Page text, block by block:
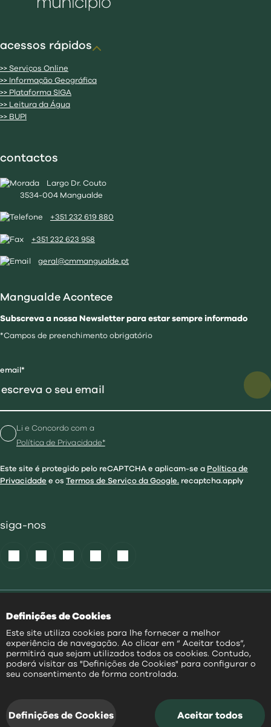
Definições de Cookies
Este site utiliza cookies para lhe fornecer a melhor
experiência de navegação. Ao clicar em “ Aceitar todos”,
permitirá que sejam utilizados todos os cookies. Contudo,
poderá visitar as "Definições de Cookies" para configurar o
seu consentimento de forma controlada.
Definições de Cookies Aceitar todos
acessos rápidos
>> Serviços Online
>> Informação Geográfica
>> Plataforma SIGA
>> Leitura da Água
>> BUPI
contactos
Largo Dr. Couto
3534-004 Mangualde
+351 232 619 880
+351 232 623 958
geral@cmmangualde.pt
Mangualde Acontece
Subscreva a nossa Newsletter para estar sempre informado
*Campos de preenchimento obrigatório
email*
Li e Concordo com a
Política de Privacidade*
Este site é protegido pelo reCAPTCHA e aplicam-se a Política de
Privacidade e os Termos de Serviço da Google. recaptcha.apply
siga-nos
Acessibilidade
Política Privacidade
Aviso Transparência
Mapa do Site